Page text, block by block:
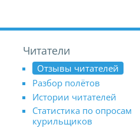
Читатели
Отзывы читателей
Разбор полётов
Истории читателей
Статистика по опросам
курильщиков